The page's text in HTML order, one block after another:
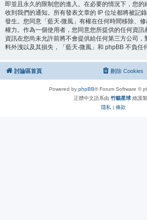
即並且永久的限制您的進入。在必要的情況下，您的
收到我們的通知。所有發表文章的 IP 位址都將被記
發生。您同意「藍天‧微風」有權在任何時間移除、
權力。作為一個使用者，您同意您所提供的任何資
資訊在您尚未允許前將不會提供給任何第三方公司
料外洩以及其損失，「藍天‧微風」和 phpBB 不負任
討論區首頁 刪除 Cookies
Powered by phpBB® Forum Software ©
正體中文語系由 竹貓星球 維護
隱私 | 條款